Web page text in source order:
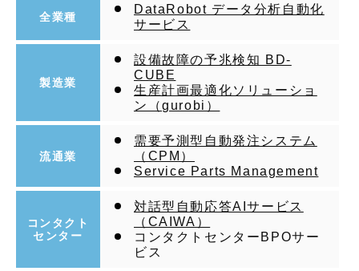
全業種
DataRobot データ分析自動化
サービス
製造業
設備故障の予兆検知 BD-
CUBE
生産計画最適化ソリューショ
ン（gurobi）
流通業
需要予測型自動発注システム
（CPM）
Service Parts Management
コンタクト
センター
対話型自動応答AIサービス
（CAIWA）
コンタクトセンターBPOサー
ビス